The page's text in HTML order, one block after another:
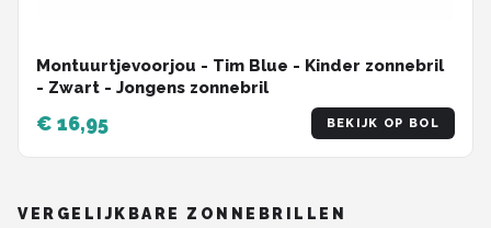
Montuurtjevoorjou - Tim Blue - Kinder zonnebril
- Zwart - Jongens zonnebril
€ 16,95 BEKIJK OP BOL
VERGELIJKBARE ZONNEBRILLEN